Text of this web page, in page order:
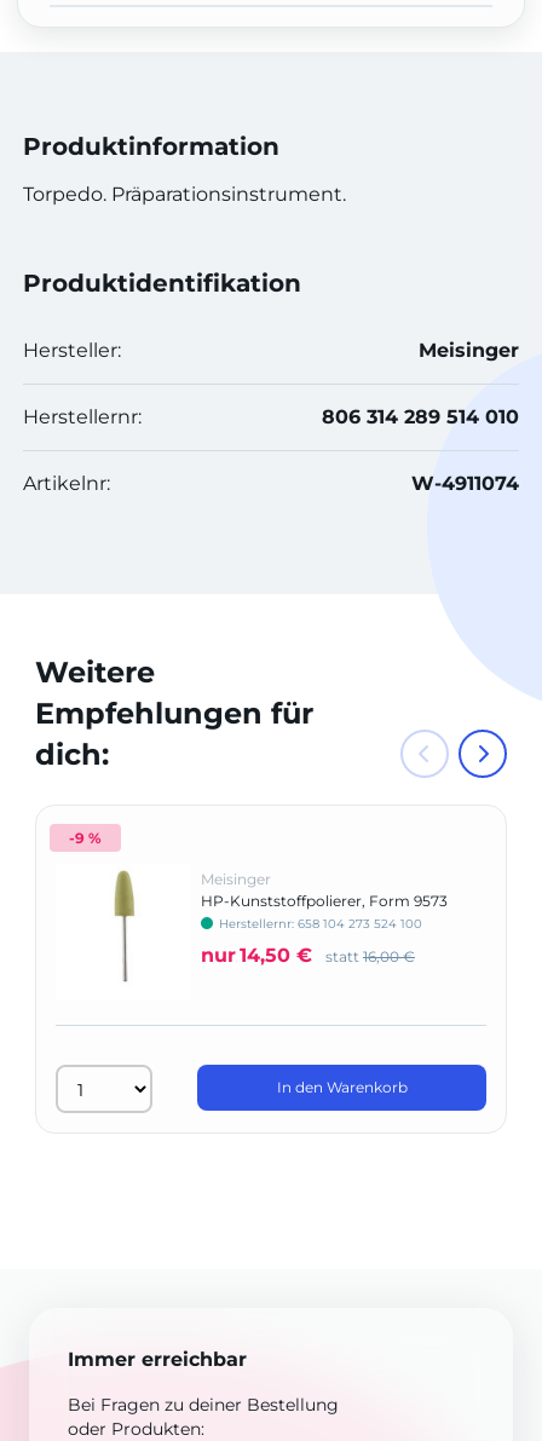
Produktinformation
Torpedo. Präparationsinstrument.
Produktidentifikation
Hersteller: Meisinger
Herstellernr: 806 314 289 514 010
Artikelnr: W-4911074
Weitere
Empfehlungen für
dich:
-9 %
Meisinger
HP-Kunststoffpolierer, Form 9573
Herstellernr: 658 104 273 524 100
nur14,50 € statt 16,00 €
In den Warenkorb
Immer erreichbar
Bei Fragen zu deiner Bestellung
oder Produkten: